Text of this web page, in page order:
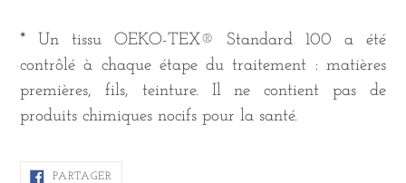
* Un tissu OEKO-TEX® Standard 100 a été
contrôlé à chaque étape du traitement : matières
premières, fils, teinture. Il ne contient pas de
produits chimiques nocifs pour la santé.
PARTAGER